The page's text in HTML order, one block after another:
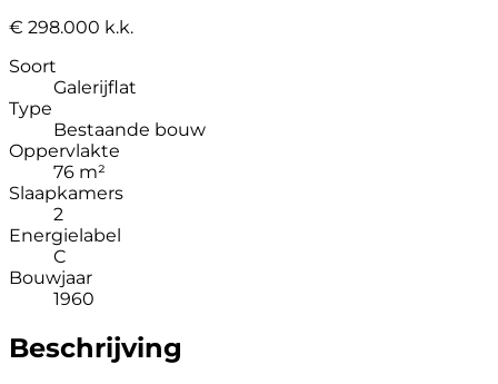
€ 298.000 k.k.
Soort
Galerijflat
Type
Bestaande bouw
Oppervlakte
76 m²
Slaapkamers
2
Energielabel
C
Bouwjaar
1960
Beschrijving